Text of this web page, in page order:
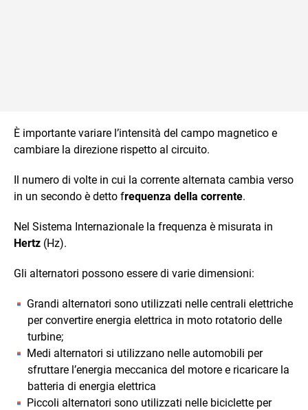
È importante variare l’intensità del campo magnetico e
cambiare la direzione rispetto al circuito.
Il numero di volte in cui la corrente alternata cambia verso
in un secondo è detto frequenza della corrente.
Nel Sistema Internazionale la frequenza è misurata in
Hertz (Hz).
Gli alternatori possono essere di varie dimensioni:
Grandi alternatori sono utilizzati nelle centrali elettriche
per convertire energia elettrica in moto rotatorio delle
turbine;
Medi alternatori si utilizzano nelle automobili per
sfruttare l’energia meccanica del motore e ricaricare la
batteria di energia elettrica
Piccoli alternatori sono utilizzati nelle biciclette per